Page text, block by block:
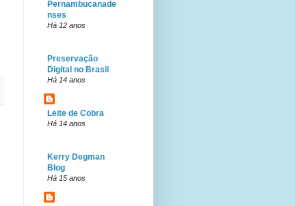
Pernambucanade
nses
Há 12 anos
Preservação
Digital no Brasil
Há 14 anos
Leite de Cobra
Há 14 anos
Kerry Degman
Blog
Há 15 anos